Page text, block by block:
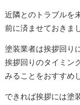
近隣とのトラブルを
前に済ませておきま
塗装業者は挨拶回り
挨拶回りのタイミン
みることをおすすめ
できれば挨拶には塗